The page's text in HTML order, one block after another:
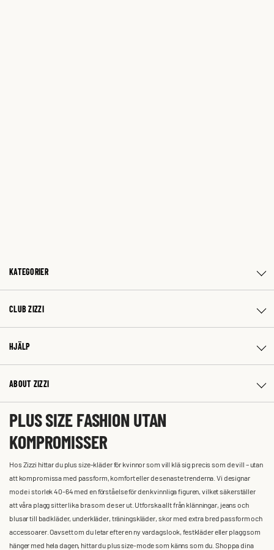
KATEGORIER
CLUB ZIZZI
HJÄLP
ABOUT ZIZZI
PLUS SIZE FASHION UTAN
KOMPROMISSER
Hos Zizzi hittar du plus size-kläder för kvinnor som vill klä sig precis som de vill – utan
att kompromissa med passform, komfort eller de senaste trenderna. Vi designar
mode i storlek 40-64 med en förståelse för den kvinnliga figuren, vilket säkerställer
att våra plagg sitter lika bra som de ser ut. Utforska allt från klänningar, jeans och
blusar till badkläder, underkläder, träningskläder, skor med extra bred passform och
accessoarer. Oavsett om du letar efter en ny vardagslook, festkläder eller plagg som
hänger med hela dagen, hittar du plus size-mode som känns som du. Shoppa dina